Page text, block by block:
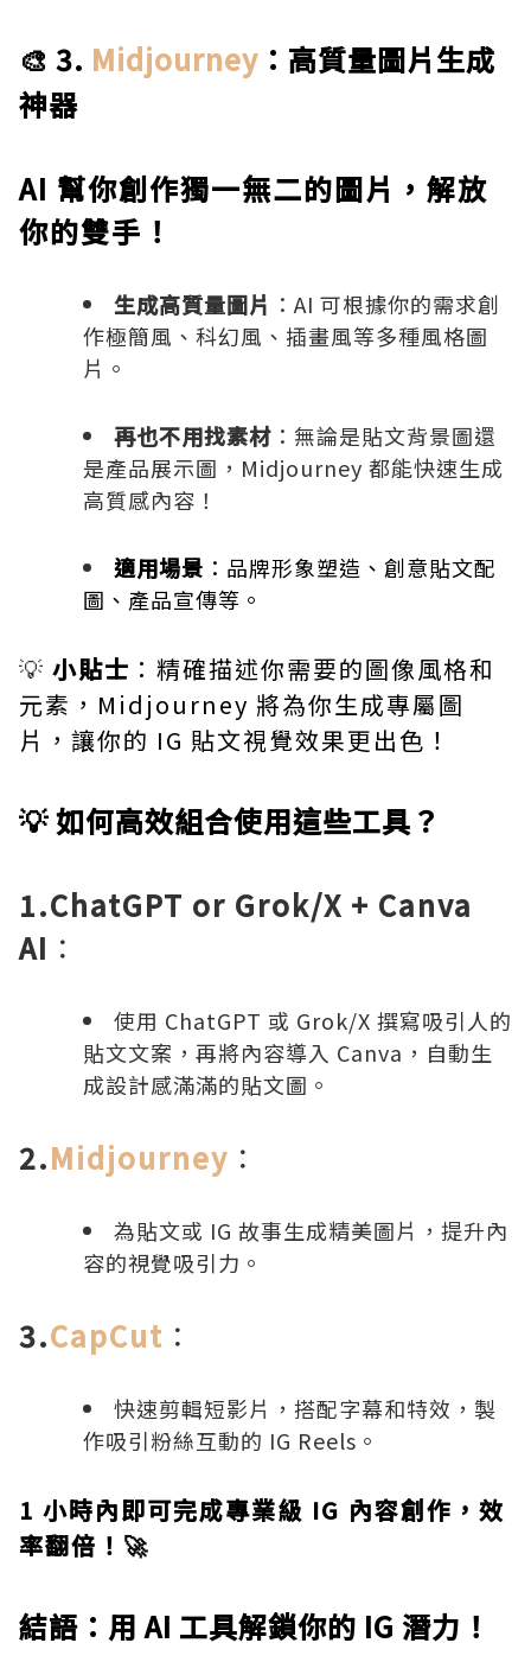
🎨 3. Midjourney ：高質量圖片生成
神器
AI 幫你創作獨一無二的圖片，解放
你的雙手！
生成高質量圖片 ：AI 可根據你的需求創
作極簡風、科幻風、插畫風等多種風格圖
片。
再也不用找素材 ：無論是貼文背景圖還
是產品展示圖，Midjourney 都能快速生成
高質感內容！
適用場景 ：品牌形象塑造、創意貼文配
圖、產品宣傳等。
💡 小貼士 ：精確描述你需要的圖像風格和
元素，Midjourney 將為你生成專屬圖
片，讓你的 IG 貼文視覺效果更出色！
💡 如何高效組合使用這些工具？
1.ChatGPT or Grok/X + Canva
AI ：
使用 ChatGPT 或 Grok/X 撰寫吸引人的
貼文文案，再將內容導入 Canva ，自動生
成設計感滿滿的貼文圖。
2.Midjourney ：
為貼文或 IG 故事生成精美圖片，提升內
容的視覺吸引力。
3.CapCut ：
快速剪輯短影片，搭配字幕和特效，製
作吸引粉絲互動的 IG Reels。
1 小時內即可完成專業級 IG 內容創作，效
率翻倍！🚀
結語：用 AI 工具解鎖你的 IG 潛力！